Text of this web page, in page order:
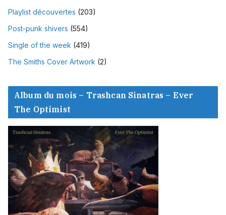
Playlist découvertes (203)
Post-punk shivers (554)
Single of the week (419)
The Smiths Cover Artwork (2)
Album du mois – Trashcan Sinatras – Ever
The Optimist